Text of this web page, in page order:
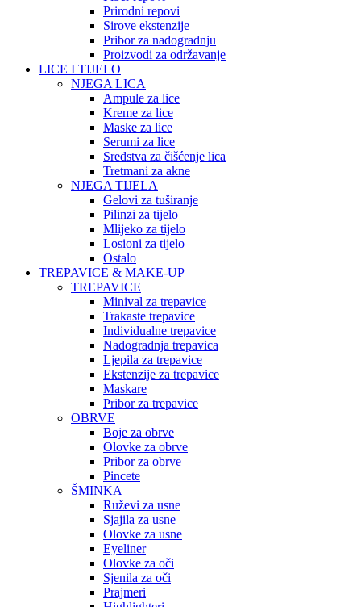
Prirodni repovi
Sirove ekstenzije
Pribor za nadogradnju
Proizvodi za održavanje
LICE I TIJELO
NJEGA LICA
Ampule za lice
Kreme za lice
Maske za lice
Serumi za lice
Sredstva za čišćenje lica
Tretmani za akne
NJEGA TIJELA
Gelovi za tuširanje
Pilinzi za tijelo
Mlijeko za tijelo
Losioni za tijelo
Ostalo
TREPAVICE & MAKE-UP
TREPAVICE
Minival za trepavice
Trakaste trepavice
Individualne trepavice
Nadogradnja trepavica
Ljepila za trepavice
Ekstenzije za trepavice
Maskare
Pribor za trepavice
OBRVE
Boje za obrve
Olovke za obrve
Pribor za obrve
Pincete
ŠMINKA
Ruževi za usne
Sjajila za usne
Olovke za usne
Eyeliner
Olovke za oči
Sjenila za oči
Prajmeri